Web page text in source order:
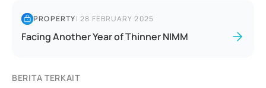
PROPERTY|28 FEBRUARY 2025
Facing Another Year of Thinner NIMM
BERITA TERKAIT